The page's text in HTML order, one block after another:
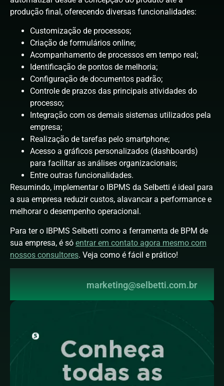
produção final, oferecendo diversas funcionalidades:
Customização de processos;
Criação de formulários online;
Acompanhamento de processos em tempo real;
Identificação de pontos de melhoria;
Configuração de documentos padrão;
Controle de prazos das principais atividades do
processo;
Integração com os demais sistemas utilizados pela
empresa;
Realização de tarefas pelo smartphone;
Acesso a gráficos personalizados (dashboards)
para facilitar as análises organizacionais;
Entre outras funcionalidades.
Resumindo, implementar o IBPMS da Selbetti é ideal para
a sua empresa reduzir custos, alavancar a performance e
melhorar o desempenho operacional.
Para ter o IBPMS Selbetti como a ferramenta de BPM de
sua empresa, é só entrar em contato agora mesmo com
nossos consultores. Veja como é fácil e prático!
marketing@selbetti.com.br